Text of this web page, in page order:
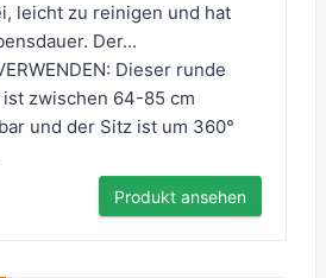
leicht zu reinigen und hat
Der...
Dieser runde
zwischen 64-85 cm
und der Sitz ist um 360°
Produkt ansehen